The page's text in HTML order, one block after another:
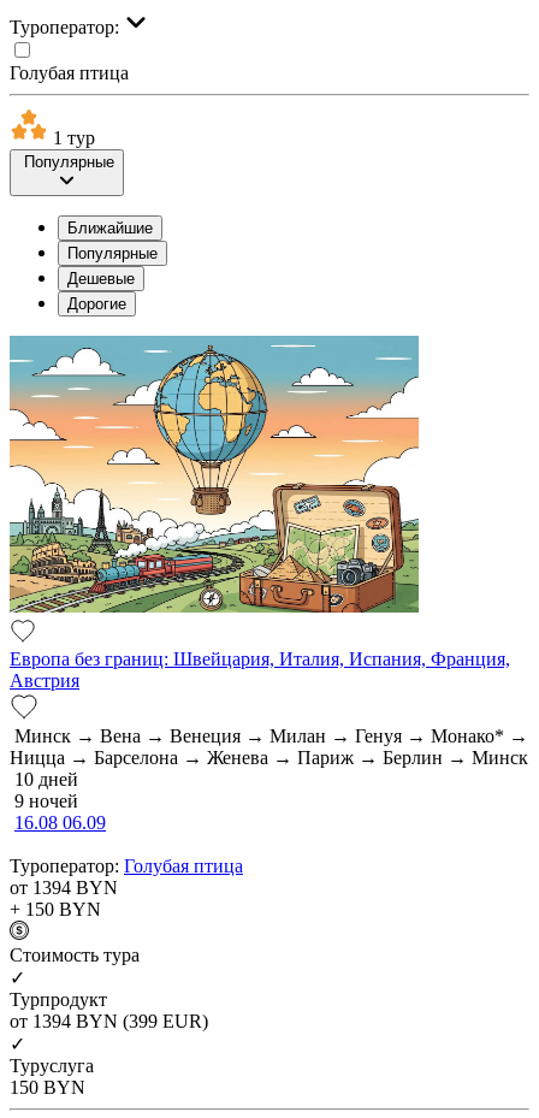
Туроператор:
Голубая птица
1 тур
Популярные
Ближайшие
Популярные
Дешевые
Дорогие
Европа без границ: Швейцария, Италия, Испания, Франция,
Австрия
Минск → Вена → Венеция → Милан → Генуя → Монако* →
Ницца → Барселона → Женева → Париж → Берлин → Минск
10 дней
9 ночей
16.08 06.09
Туроператор: Голубая птица
от 1394 BYN
+ 150 BYN
Cтоимость тура
✓
Турпродукт
от 1394 BYN (399 EUR)
✓
Туруслуга
150 BYN